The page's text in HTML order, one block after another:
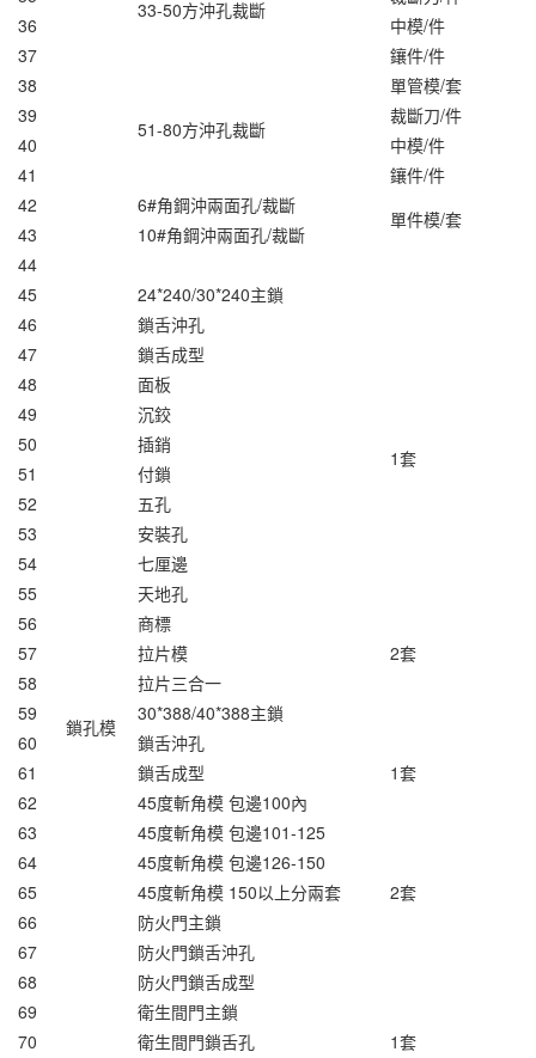
33-50方沖孔裁斷
36
中模/件
37
鑲件/件
38
51-80方沖孔裁斷
單管模/套
39
裁斷刀/件
40
中模/件
41
鑲件/件
42
6#角鋼沖兩面孔/裁斷
單件模/套
43
10#角鋼沖兩面孔/裁斷
44
45
鎖孔模
24*240/30*240主鎖
1套
46
鎖舌沖孔
47
鎖舌成型
48
面板
49
沉鉸
50
插銷
51
付鎖
52
五孔
53
安裝孔
54
七厘邊
55
天地孔
56
商標
57
拉片模
2套
58
拉片三合一
1套
59
30*388/40*388主鎖
60
鎖舌沖孔
61
鎖舌成型
62
45度斬角模 包邊100內
63
45度斬角模 包邊101-125
64
45度斬角模 包邊126-150
65
45度斬角模 150以上分兩套
2套
66
防火門主鎖
1套
67
防火門鎖舌沖孔
68
防火門鎖舌成型
69
衛生間門主鎖
70
衛生間門鎖舌孔